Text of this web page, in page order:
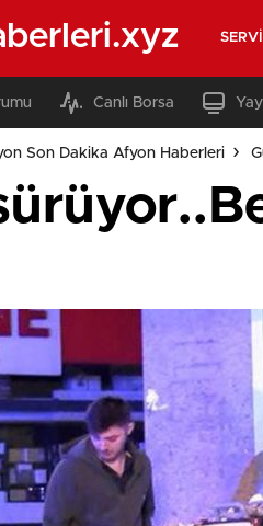
Canlı Borsa
Son Dakika Afyon Haberleri